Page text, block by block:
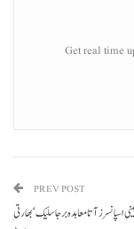
Get real time
PREV POST
اسپانسرز آتا معاہدہ برجا سلیک‘ بھارتی